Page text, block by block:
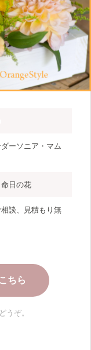
ーソニア・マム
日の花
談、見積もり無
ちら
うぞ。